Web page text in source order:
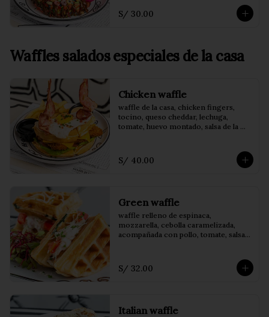
S/ 30.00
Waffles salados especiales de la casa
Chicken waffle
waffle de la casa, chicken fingers,
tocino, queso cheddar, lechuga,
tomate, huevo montado, salsa de la
S/ 40.00
Green waffle
waffle relleno de espinaca,
mozzarella, cebolla caramelizada,
acompañada con pollo, tomate, salsa
S/ 32.00
Italian waffle